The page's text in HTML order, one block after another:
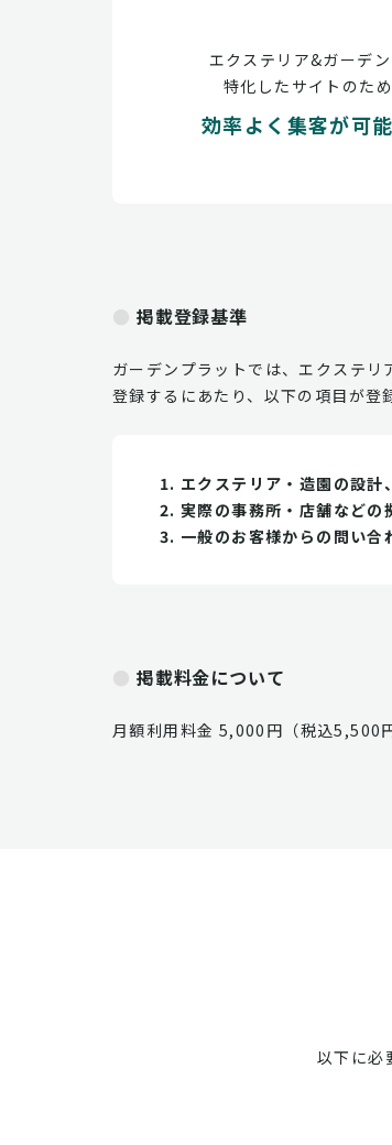
エクステリア&ガーデ
特化したサイトのため
効率よく集客が可能
掲載登録基準
ガーデンプラットでは、エクステリ
登録するにあたり、以下の項目が登
エクステリア・造園の設計
実際の事務所・店舗などの
一般のお客様からの問い合
掲載料金について
月額利用料金 5,000円（税込5,500円
以下に必